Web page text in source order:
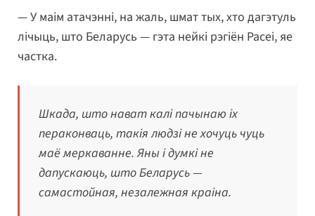
— У маім атачэнні, на жаль, шмат тых, хто дагэтуль
лічыць, што Беларусь — гэта нейкі рэгіён Расеі, яе
частка.
Шкада, што нават калі пачынаю іх
пераконваць, такія людзі не хочуць чуць
маё меркаванне. Яны і думкі не
дапускаюць, што Беларусь —
самастойная, незалежная краіна.